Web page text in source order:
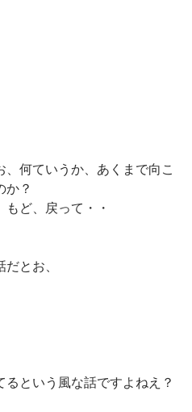
何ていうか、あくまで向こ
か？
ど、戻って・・
とお、
という風な話ですよねえ？